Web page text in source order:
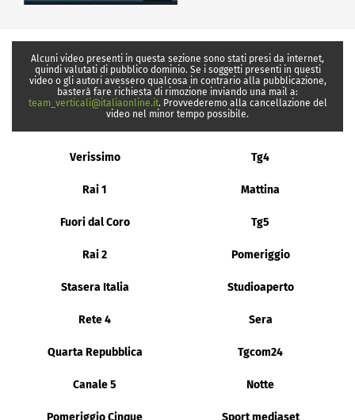
Alcuni video presenti in questa sezione sono stati presi da internet,
quindi valutati di pubblico dominio. Se i soggetti presenti in questi
video o gli autori avessero qualcosa in contrario alla pubblicazione,
basterà fare richiesta di rimozione inviando una mail a:
team_verticali@italiaonline.it. Provvederemo alla cancellazione del
video nel minor tempo possibile.
Verissimo Tg4
Rai 1 Mattina
Fuori dal Coro Tg5
Rai 2 Pomeriggio
Stasera Italia Studioaperto
Rete 4 Sera
Quarta Repubblica Tgcom24
Canale 5 Notte
Pomeriggio Cinque Sport mediaset